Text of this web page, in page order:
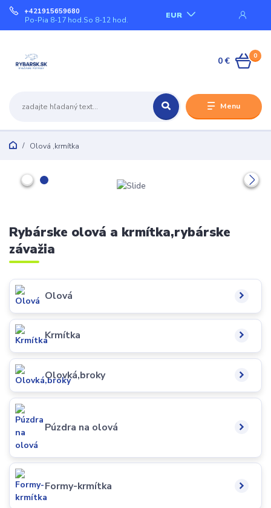
Menu
EUR
+421915659680
Po-Pia 8-17 hod.So 8-12 hod.
0
0 €
Olová ,krmítka
Rybárske olová a krmítka,rybárske
závažia
Olová
Krmítka
Olovká,broky
Púzdra na olová
Formy-krmítka